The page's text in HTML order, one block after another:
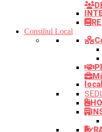
Consiliul Local
local